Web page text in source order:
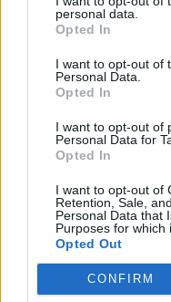
personal data.
Opted In
I want to opt-out of
Personal Data.
Opted In
I want to opt-out of
Personal Data for
Opted In
I want to opt-out of
Retention, Sale,
Personal Data that
Purposes for which
Opted Out
CONFIRM